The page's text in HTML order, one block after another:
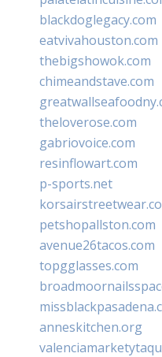
blackdoglegacy.com
eatvivahouston.com
thebigshowok.com
chimeandstave.com
theloverose.com
gabriovoice.com
resinflowart.com
p-sports.net
petshopallston.com
avenue26tacos.com
topgglasses.com
anneskitchen.org